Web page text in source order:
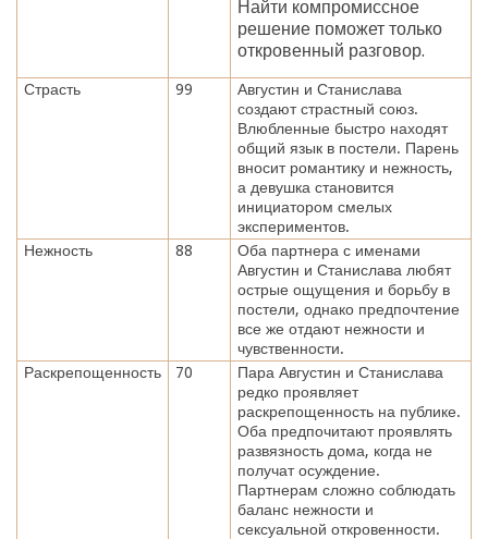
Найти компромиссное
решение поможет только
откровенный разговор.
Страсть 99
Августин и Станислава
создают страстный союз.
Влюбленные быстро находят
общий язык в постели. Парень
вносит романтику и нежность,
а девушка становится
инициатором смелых
экспериментов.
Нежность
88
Оба партнера с именами
Августин и Станислава любят
острые ощущения и борьбу в
постели, однако предпочтение
все же отдают нежности и
чувственности.
Раскрепощенность
70
Пара Августин и Станислава
редко проявляет
раскрепощенность на публике.
Оба предпочитают проявлять
развязность дома, когда не
получат осуждение.
Партнерам сложно соблюдать
баланс нежности и
сексуальной откровенности.